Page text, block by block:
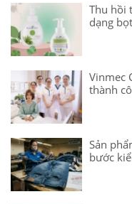
Thu hồi
dạng
Vinmec
thành
Sản
bước